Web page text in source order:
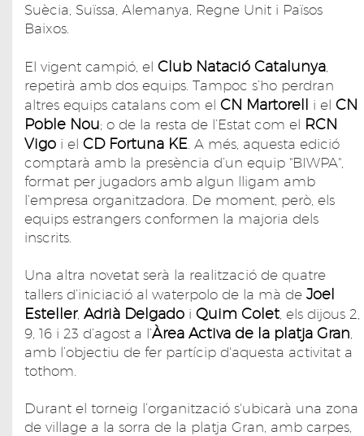
Suècia, Suïssa, Alemanya, Regne Unit i Països
Baixos.
El vigent campió, el Club Natació Catalunya
repetirà amb dos equips. Tampoc s’ho perdran
altres equips catalans com el CN Martorell i el CN
Poble Nou; o de la resta de l’Estat com el RCN
Vigo i el CD Fortuna KE . A més, aquesta edició
comptarà amb la presència d’un equip "BIWPA",
format per jugadors amb algun lligam amb
l’empresa organitzadora. De moment, però, els
equips estrangers conformen la majoria dels
inscrits.
Una altra novetat serà la realització de quatre
tallers d’iniciació al waterpolo de la mà de Joel
Esteller, Adrià Delgado i Quim Colet , els dijous 2,
9, 16 i 23 d’agost a l’Àrea Activa de la platja Gran
amb l’objectiu de fer partícip d'aquesta activitat a
tothom.
Durant el torneig l’organització s'ubicarà una zona
de village a la sorra de la platja Gran, amb carpes,